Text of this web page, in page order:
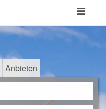
Toggle
Anbieten